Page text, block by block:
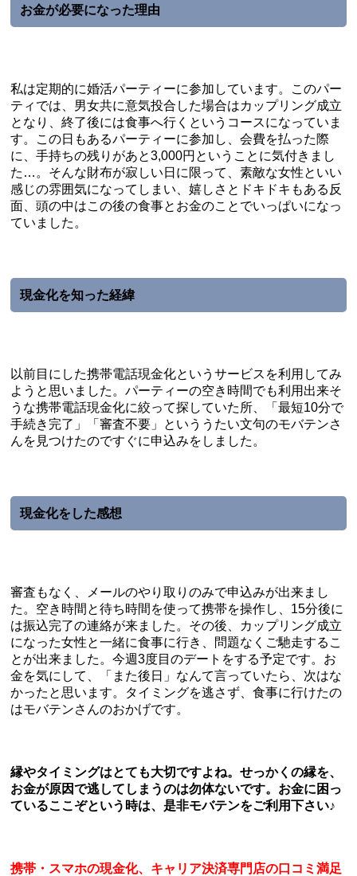
お金が必要になった理由
私は定期的に婚活パーティーに参加しています。このパー
ティでは、男女共に意気投合した場合はカップリング成立
となり、終了後には食事へ行くというコースになっていま
す。この日もあるパーティーに参加し、会費を払った際
に、手持ちの残りがあと3,000円ということに気付きまし
た…。そんな財布が寂しい日に限って、素敵な女性といい
感じの雰囲気になってしまい、嬉しさとドキドキもある反
面、頭の中はこの後の食事とお金のことでいっぱいになっ
ていました。
現金化を知った経緯
以前目にした携帯電話現金化というサービスを利用してみ
ようと思いました。パーティーの空き時間でも利用出来そ
うな携帯電話現金化に絞って探していた所、「最短10分で
手続き完了」「審査不要」といううたい文句のモバテンさ
んを見つけたのですぐに申込みをしました。
現金化をした感想
審査もなく、メールのやり取りのみで申込みが出来まし
た。空き時間と待ち時間を使って携帯を操作し、15分後に
は振込完了の連絡が来ました。その後、カップリング成立
になった女性と一緒に食事に行き、問題なくご馳走するこ
とが出来ました。今週3度目のデートをする予定です。お
金を気にして、「また後日」なんて言っていたら、次はな
かったと思います。タイミングを逃さず、食事に行けたの
はモバテンさんのおかげです。
縁やタイミングはとても大切ですよね。せっかくの縁を、
お金が原因で逃してしまうのは勿体ないです。お金に困っ
ているここぞという時は、是非モバテンをご利用下さい♪
携帯・スマホの現金化、キャリア決済専門店の口コミ満足